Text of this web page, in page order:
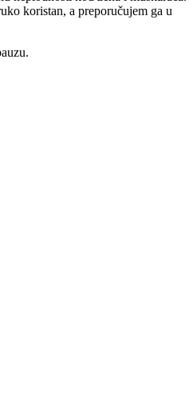
koristan, a preporučujem ga u